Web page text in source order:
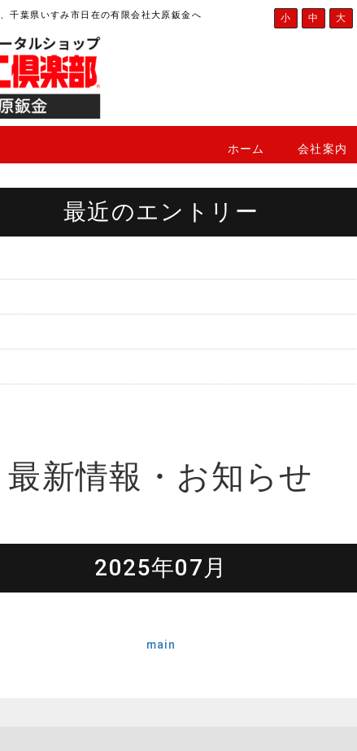
千葉県いすみ市日在の有限会社大原鈑金へ 小 中 大
ホーム 会社案内
最近のエントリー
最新情報・お知らせ
2025年07月
main